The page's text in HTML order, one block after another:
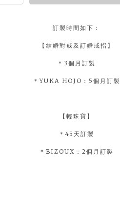
訂製時間如下：
【結婚對戒及訂婚戒指】
＊3個月訂製
＊YUKA HOJO：5個月訂製
【輕珠寶】
＊45天訂製
＊BIZOUX：2個月訂製